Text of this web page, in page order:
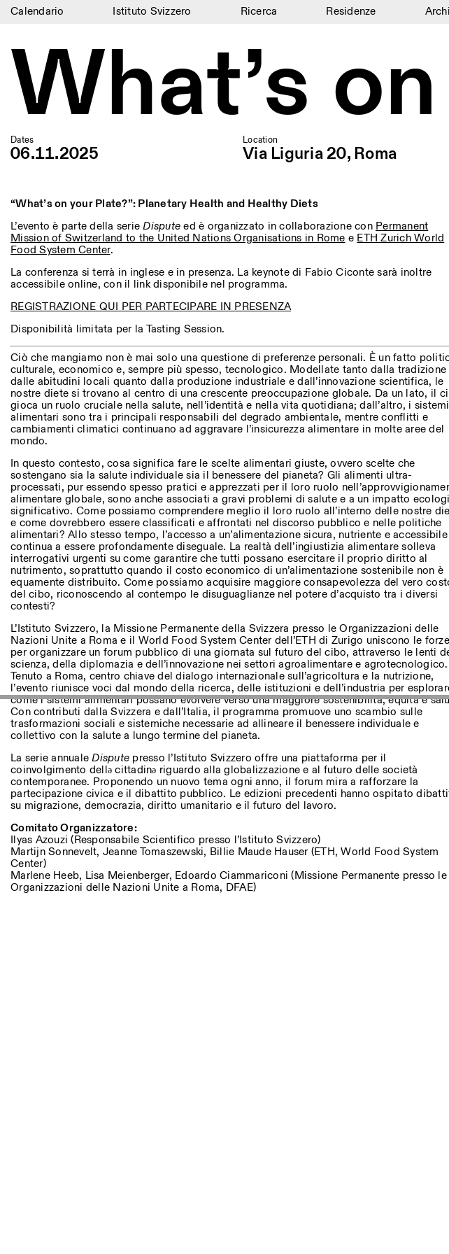
Calendario Istituto Svizzero Ricerca Residenze
Calendario
Istituto Svizzero
Ricerca
Residenze
Archivio
Blog
Organizzazione
Biblioteca
Jobs
Altre Attività
NEWSLETTER
Registrati alla nostra newsletter per ricevere informazioni sui nostri eventi
Facebook Instagram Linkedin Vimeo Privacy
What’s
Dates
06.11.2025
Location
Via Liguria 20, Roma
“What’s on your Plate?”: Planetary Health and Healthy Diets
L’evento è parte della serieDispute ed è organizzato in collaborazione con Permanent
Mission of Switzerland to the United Nations Organisations in Rome e ETH Zurich World
Food System Center.
La conferenza si terrà in inglese e in presenza. La keynote di Fabio Ciconte sarà inoltre
accessibile online, con il link disponibile nel programma.
REGISTRAZIONE QUI PER PARTECIPARE IN PRESENZA
Disponibilità limitata per la Tasting Session.
Ciò che mangiamo non è mai solo una questione di preferenze personali. È un fatto
culturale, economico e, sempre più spesso, tecnologico. Modellate tanto dalla tradizione
dalle abitudini locali quanto dalla produzione industriale e dall’innovazione scientifica, le
nostre diete si trovano al centro di una crescente preoccupazione globale. Da un lato, il
gioca un ruolo cruciale nella salute, nell’identità e nella vita quotidiana; dall’altro, i sistemi
alimentari sono tra i principali responsabili del degrado ambientale, mentre conflitti e
cambiamenti climatici continuano ad aggravare l’insicurezza alimentare in molte aree del
mondo.
In questo contesto, cosa significa fare le scelte alimentari giuste, ovvero scelte che
sostengano sia la salute individuale sia il benessere del pianeta? Gli alimenti ultra-
processati, pur essendo spesso pratici e apprezzati per il loro ruolo
alimentare globale, sono anche associati a gravi problemi di salute e a un impatto
significativo. Come possiamo comprendere meglio il loro ruolo all’interno delle nostre
e come dovrebbero essere classificati e affrontati nel discorso pubblico e nelle politiche
alimentari? Allo stesso tempo, l’accesso a un’alimentazione sicura, nutriente e accessibile
continua a essere profondamente diseguale. La realtà dell’ingiustizia alimentare solleva
interrogativi urgenti su come garantire che tutti possano esercitare il proprio diritto al
nutrimento, soprattutto quando il costo economico di un’alimentazione sostenibile non è
equamente distribuito. Come possiamo acquisire maggiore consapevolezza del vero
del cibo, riconoscendo al contempo le disuguaglianze nel potere d’acquisto tra i diversi
contesti?
L’Istituto Svizzero, la Missione Permanente della Svizzera presso le Organizzazioni delle
Nazioni Unite a Roma e il World Food System Center dell’ETH di Zurigo uniscono le forze
per organizzare un forum pubblico di una giornata sul futuro del cibo, attraverso le lenti
scienza, della diplomazia e dell’innovazione nei settori agroalimentare e agrotecnologico.
Tenuto a Roma, centro chiave del dialogo internazionale sull’agricoltura e la nutrizione,
l’evento riunisce voci dal mondo della ricerca, delle istituzioni e dell’industria per
come i sistemi alimentari possano evolvere verso una maggiore sostenibilità, equità e
Con contributi dalla Svizzera e dall’Italia, il programma promuove uno scambio sulle
trasformazioni sociali e sistemiche necessarie ad allineare il benessere individuale e
collettivo con la salute a lungo termine del pianeta.
La serie annualeDispute presso l’Istituto Svizzero offre una piattaforma per il
coinvolgimento dellə cittadinə riguardo alla globalizzazione e al futuro delle società
contemporanee. Proponendo un nuovo tema ogni anno, il forum mira a rafforzare la
partecipazione civica e il dibattito pubblico. Le edizioni precedenti hanno ospitato
su migrazione, democrazia, diritto umanitario e il futuro del lavoro.
Comitato Organizzatore:
Ilyas Azouzi (Responsabile Scientifico presso l’Istituto Svizzero)
Martijn Sonnevelt, Jeanne Tomaszewski, Billie Maude Hauser (ETH, World Food System
Center)
Marlene Heeb, Lisa Meienberger, Edoardo Ciammariconi (Missione Permanente presso le
Organizzazioni delle Nazioni Unite a Roma, DFAE)